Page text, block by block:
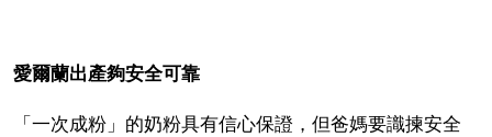
愛爾蘭出產夠安全可靠
「一次成粉」的奶粉具有信心保證，但爸媽要識揀安全